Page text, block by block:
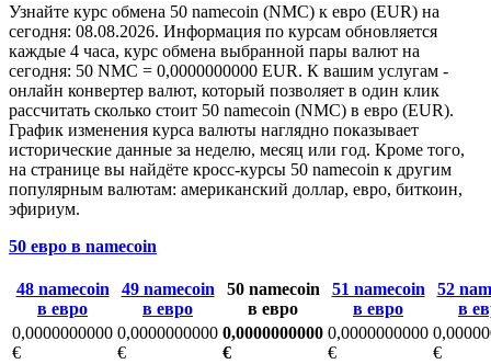
Узнайте курс обмена 50 namecoin (NMC) к евро (EUR) на
сегодня: 08.08.2026. Информация по курсам обновляется
каждые 4 часа, курс обмена выбранной пары валют на
сегодня: 50 NMC = 0,0000000000 EUR. К вашим услугам -
онлайн конвертер валют, который позволяет в один клик
рассчитать сколько стоит 50 namecoin (NMC) в евро (EUR).
График изменения курса валюты наглядно показывает
исторические данные за неделю, месяц или год. Кроме того,
на странице вы найдёте кросс-курсы 50 namecoin к другим
популярным валютам: американский доллар, евро, биткоин,
эфириум.
50 евро в namecoin
48 namecoin
в евро
49 namecoin
в евро
50 namecoin
в евро
51 namecoin
в евро
52
в
0,0000000000
€
0,0000000000
€
0,0000000000
€
0,0000000000
€
€